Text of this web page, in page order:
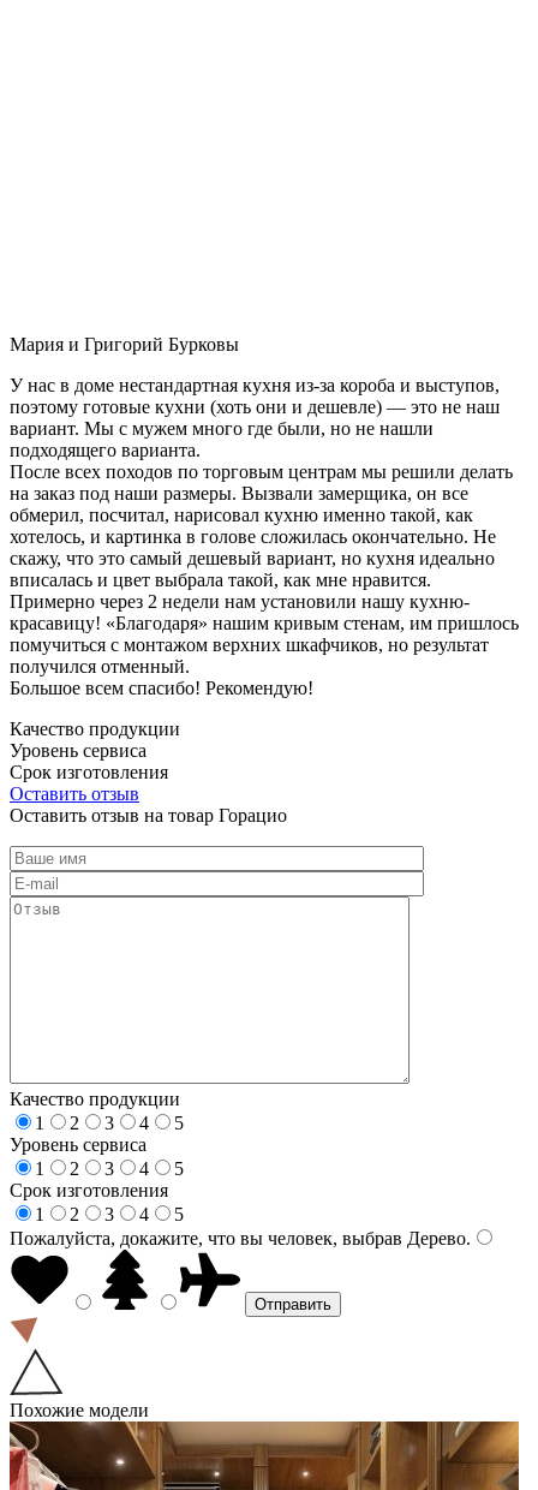
Мария и Григорий Бурковы
У нас в доме нестандартная кухня из-за короба и выступов,
поэтому готовые кухни (хоть они и дешевле) — это не наш
вариант. Мы с мужем много где были, но не нашли
подходящего варианта.
После всех походов по торговым центрам мы решили делать
на заказ под наши размеры. Вызвали замерщика, он все
обмерил, посчитал, нарисовал кухню именно такой, как
хотелось, и картинка в голове сложилась окончательно. Не
скажу, что это самый дешевый вариант, но кухня идеально
вписалась и цвет выбрала такой, как мне нравится.
Примерно через 2 недели нам установили нашу кухню-
красавицу! «Благодаря» нашим кривым стенам, им пришлось
помучиться с монтажом верхних шкафчиков, но результат
получился отменный.
Большое всем спасибо! Рекомендую!
Качество продукции
Уровень сервиса
Срок изготовления
Оставить отзыв
Оставить отзыв на товар Горацио
Качество продукции
1
2 3 4
5
Уровень сервиса
1
2 3 4
5
Срок изготовления
1
2 3 4
5
Пожалуйста, докажите, что вы человек, выбрав Дерево.
Похожие модели